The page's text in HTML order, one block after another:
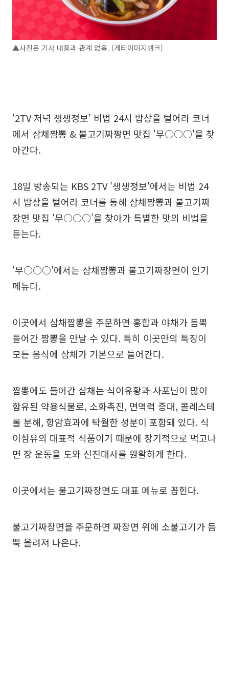
▲사진은 기사 내용과 관계 없음. (게티이미지뱅크)
'2TV 저녁 생생정보' 비법 24시 밥상을 털어라 코너
에서 삼채짬뽕 & 불고기짜짱면 맛집 '무○○○'을 찾
아간다.
18일 방송되는 KBS 2TV '생생정보'에서는 비법 24
시 밥상을 털어라 코너를 통해 삼채짬뽕과 불고기짜
장면 맛집 '무○○○'을 찾아가 특별한 맛의 비법을
듣는다.
'무○○○'에서는 삼채짬뽕과 불고기짜장면이 인기
메뉴다.
이곳에서 삼채짬뽕을 주문하면 홍합과 야채가 듬뿍
들어간 짬뽕을 만날 수 있다. 특히 이곳만의 특징이
모든 음식에 삼채가 기본으로 들어간다.
짬뽕에도 들어간 삼채는 식이유황과 사포닌이 많이
함유된 약용식물로, 소화촉진, 면역력 증대, 콜레스테
롤 분해, 항암효과에 탁월한 성분이 포함돼 있다. 식
이섬유의 대표적 식품이기 때문에 장기적으로 먹고나
면 장 운동을 도와 신진대사를 원활하게 한다.
이곳에서는 불고기짜장면도 대표 메뉴로 꼽힌다.
불고기짜장면을 주문하면 짜장면 위에 소불고기가 듬
뿍 올려져 나온다.